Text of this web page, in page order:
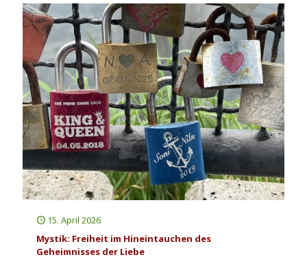
15. April 2026
Mystik: Freiheit im Hineintauchen des
Geheimnisses der Liebe